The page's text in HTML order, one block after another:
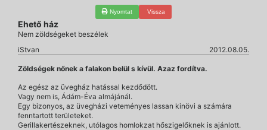
Nyomtat Vissza
Ehető ház
Nem zöldségeket beszélek
iStvan
2012.08.05.
Zöldségek nőnek a falakon belül s kívül. Azaz fordítva.
Az egész az üvegház hatással kezdődött.
Vagy nem is, Ádám-Éva almájánál.
Egy bizonyos, az üvegházi veteményes lassan kinövi a számára
fenntartott területeket.
Gerillakertészeknek, utólagos homlokzat hőszigelőknek is ajánlott.